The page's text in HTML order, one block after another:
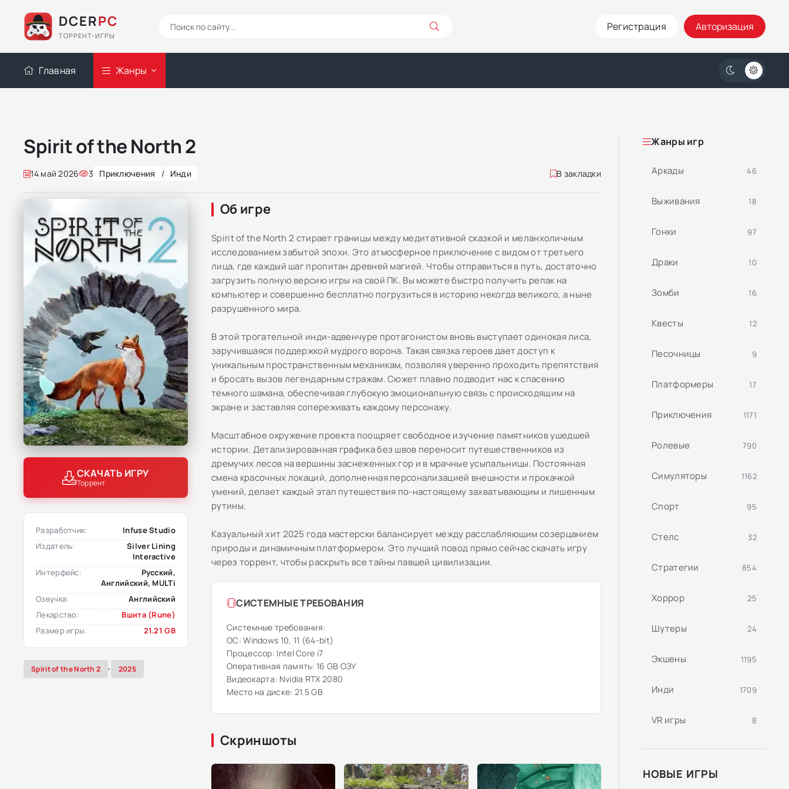
DCERPC
ТОРРЕНТ-ИГРЫ
Регистрация Авторизация
Главная Жанры
Spirit of the North 2
14 май 2026 3 Приключения / Инди В закладки
СКАЧАТЬ ИГРУ
Торрент
Разработчик:
Infuse Studio
Издатель:
Silver Lining
Interactive
Интерфейс:
Русский,
Английский, MULTi
Озвучка:
Английский
Лекарство:
Вшита (Rune)
Размер игры:
21.21 GB
Spirit of the North 2 , 2025
Об игре
Spirit of the North 2 стирает границы между медитативной сказкой и меланхоличным
исследованием забытой эпохи. Это атмосферное приключение с видом от третьего
лица, где каждый шаг пропитан древней магией. Чтобы отправиться в путь, достаточно
загрузить полную версию игры на свой ПК. Вы можете быстро получить репак на
компьютер и совершенно бесплатно погрузиться в историю некогда великого, а ныне
разрушенного мира.
В этой трогательной инди-адвенчуре протагонистом вновь выступает одинокая лиса,
заручившаяся поддержкой мудрого ворона. Такая связка героев дает доступ к
уникальным пространственным механикам, позволяя уверенно проходить препятствия
и бросать вызов легендарным стражам. Сюжет плавно подводит нас к спасению
темного шамана, обеспечивая глубокую эмоциональную связь с происходящим на
экране и заставляя сопереживать каждому персонажу.
Масштабное окружение проекта поощряет свободное изучение памятников ушедшей
истории. Детализированная графика без швов переносит путешественников из
дремучих лесов на вершины заснеженных гор и в мрачные усыпальницы. Постоянная
смена красочных локаций, дополненная персонализацией внешности и прокачкой
умений, делает каждый этап путешествия по-настоящему захватывающим и лишенным
рутины.
Казуальный хит 2025 года мастерски балансирует между расслабляющим созерцанием
природы и динамичным платформером. Это лучший повод прямо сейчас скачать игру
через торрент, чтобы раскрыть все тайны павшей цивилизации.
СИСТЕМНЫЕ ТРЕБОВАНИЯ
Системные требования:
ОС: Windows 10, 11 (64-bit)
Процессор: Intel Core i7
Оперативная память: 16 GB ОЗУ
Видеокарта: Nvidia RTX 2080
Место на диске: 21.5 GB
Скриншоты
Жанры игр
Аркады 46
Выживания 18
Гонки 97
Драки 10
Зомби 16
Квесты 12
Песочницы 9
Платформеры 17
Приключения 1171
Ролевые 790
Симуляторы 1162
Спорт 95
Стелс 32
Стратегии 854
Хоррор 25
Шутеры 24
Экшены 1195
Инди 1709
VR игры 8
НОВЫЕ ИГРЫ